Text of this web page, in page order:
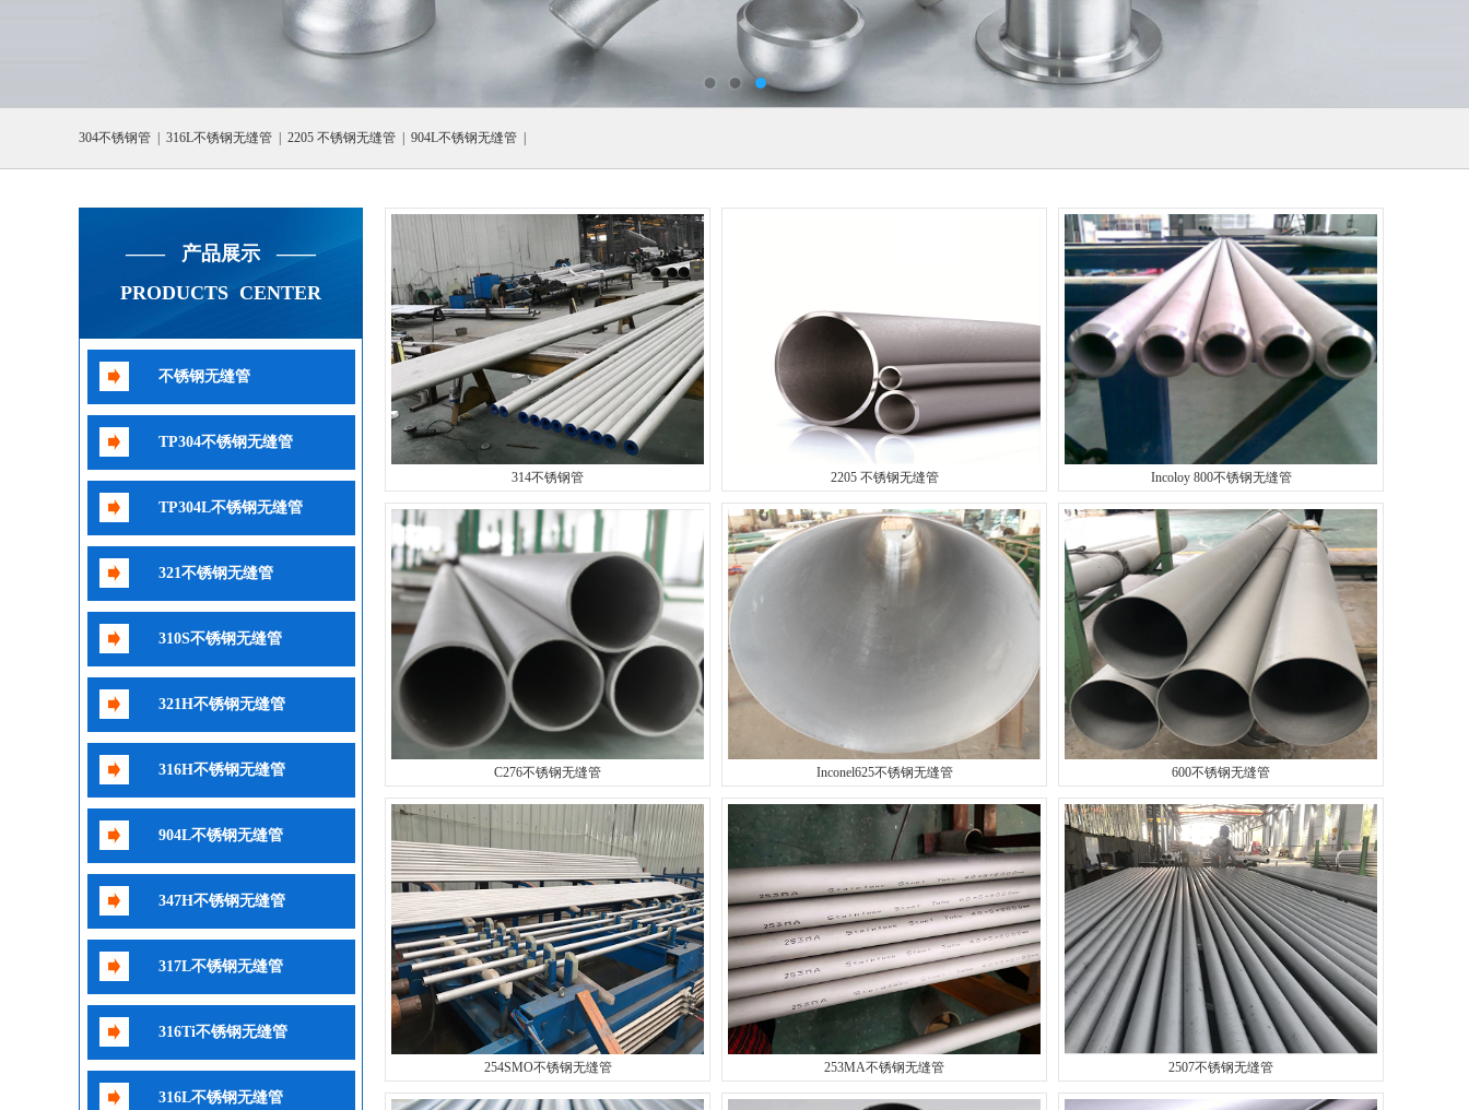
304不锈钢管 316L不锈钢无缝管 2205 不锈钢无缝管 904L不锈钢无缝管
—— 产品展示 ——
PRODUCTS CENTER
不锈钢无缝管
TP304不锈钢无缝管
TP304L不锈钢无缝管
321不锈钢无缝管
310S不锈钢无缝管
321H不锈钢无缝管
316H不锈钢无缝管
904L不锈钢无缝管
347H不锈钢无缝管
317L不锈钢无缝管
316Ti不锈钢无缝管
316L不锈钢无缝管
314不锈钢管 2205 不锈钢无缝管 Incoloy 800不锈钢无缝管
C276不锈钢无缝管 Inconel625不锈钢无缝管 600不锈钢无缝管
254SMO不锈钢无缝管 253MA不锈钢无缝管 2507不锈钢无缝管